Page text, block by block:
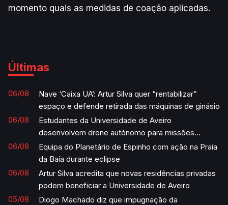
momento quais as medidas de coação aplicadas.
Últimas
06/08
Nave ‘Caixa UA’: Artur Silva quer “rentabilizar”
espaço e defende retirada das máquinas de ginásio
06/08
Estudantes da Universidade de Aveiro
desenvolvem drone autónomo para missões
humanitárias
06/08
Equipa do Planetário de Espinho com ação na Praia
da Baía durante eclipse
06/08
Artur Silva acredita que novas residências privadas
podem beneficiar a Universidade de Aveiro
05/08
Diogo Machado diz que impugnação da